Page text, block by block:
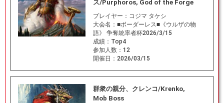
ス/Purphoros, God of the Forge
プレイヤー： コジマ タケシ
大会名： ■ボーダーレス■《ウルザの物
語》 争奪統率者杯2026/3/15
成績： Top4
参加人数： 12
開催日： 2026/03/15
群衆の親分、クレンコ/Krenko,
Mob Boss